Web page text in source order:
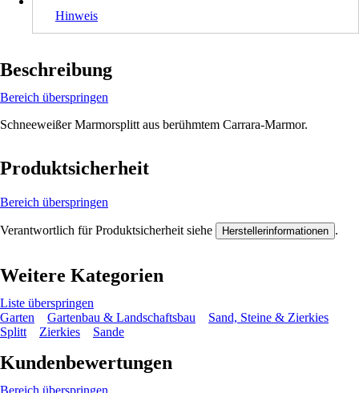
Hinweis
Beschreibung
Bereich überspringen
Schneeweißer Marmorsplitt aus berühmtem Carrara-Marmor.
Produktsicherheit
Bereich überspringen
Verantwortlich für Produktsicherheit siehe Herstellerinformationen .
Weitere Kategorien
Liste überspringen
Garten
Gartenbau & Landschaftsbau
Sand, Steine & Zierkies
Splitt
Zierkies Sande
Kundenbewertungen
Bereich überspringen